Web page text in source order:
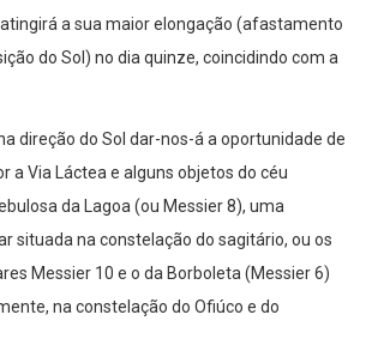
a sua maior elongação (afastamento
do Sol) no dia quinze, coincidindo com a
direção do Sol dar-nos-á a oportunidade de
a Via Láctea e alguns objetos do céu
da Lagoa (ou Messier 8), uma
situada na constelação do sagitário, ou os
Messier 10 e o da Borboleta (Messier 6)
na constelação do Ofiúco e do